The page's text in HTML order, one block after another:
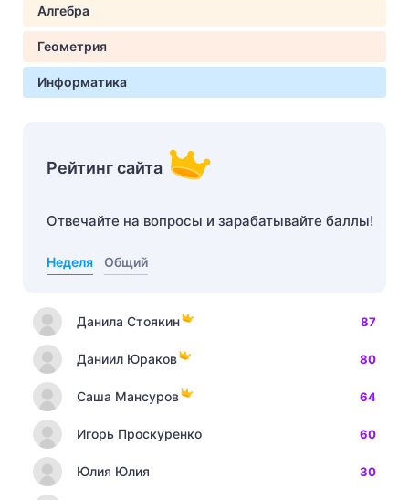
Алгебра
Геометрия
Информатика
Рейтинг сайта
Отвечайте на вопросы и зарабатывайте баллы!
Неделя Общий
Данила Стоякин 87
Даниил Юраков 80
Саша Мансуров 64
Игорь Проскуренко 60
Юлия Юлия 30